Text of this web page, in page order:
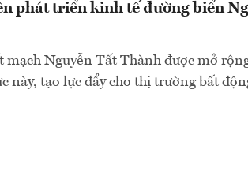
phát triển kinh tế đường biển
mạch Nguyễn Tất Thành được mở
này, tạo lực đẩy cho thị trường bất